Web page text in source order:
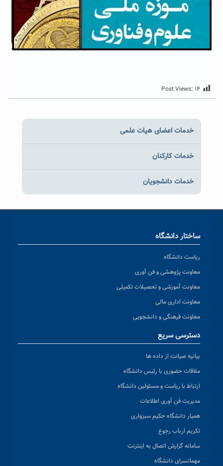
Post Views: ۱۴
خدمات اعضای هیات علمی
خدمات کارکنان
خدمات دانشجویان
ساختار دانشگاه
ریاست دانشگاه
معاونت پژوهشی و فن آوری
معاونت آموزشی و تحصیلات تکمیلی
معاونت اداری مالی
معاونت فرهنگی و دانشجویی
دسترسی سریع
بیانیه صیانت از داده ها
ملاقات حضوری با رئیس دانشگاه
ارتباط با ریاست و مسئولین دانشگاه
مدیریت فن آوری اطلاعات
همیار دانشگاه حکیم سبزواری
تکریم ارباب رجوع
سامانه گزارش اتصال به اینترنت
مهمانسرای دانشگاه